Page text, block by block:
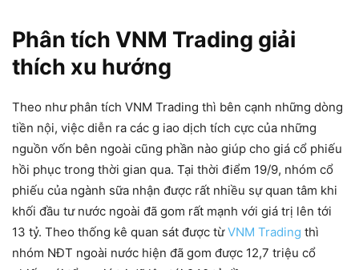
Phân tích VNM Trading giải
thích xu hướng
Theo như phân tích VNM Trading thì bên cạnh những dòng
tiền nội, việc diễn ra các g iao dịch tích cực của những
nguồn vốn bên ngoài cũng phần nào giúp cho giá cổ phiếu
hồi phục trong thời gian qua. Tại thời điểm 19/9, nhóm cổ
phiếu của ngành sữa nhận được rất nhiều sự quan tâm khi
khối đầu tư nước ngoài đã gom rất mạnh với giá trị lên tới
13 tỷ. Theo thống kê quan sát được từVNM Trading thì
nhóm NĐT ngoài nước hiện đã gom được 12,7 triệu cổ